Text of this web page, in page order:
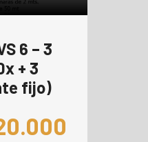
6 – 3
+ 3
fijo)